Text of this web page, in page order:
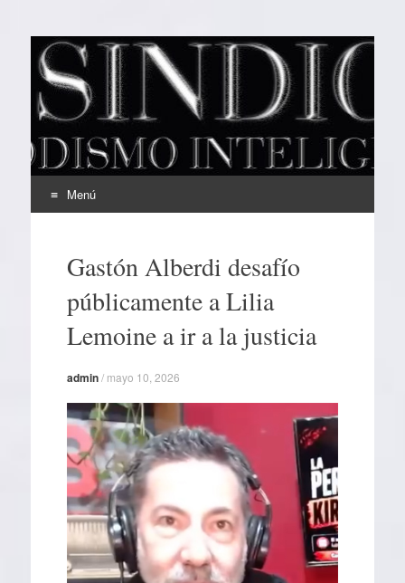
EL SINDICAL
Periodismo Inteligente
Menú
contenidoGastón Alberdi desafío
públicamente a Lilia
Lemoine a ir a la justicia
admin/ mayo 10, 2026